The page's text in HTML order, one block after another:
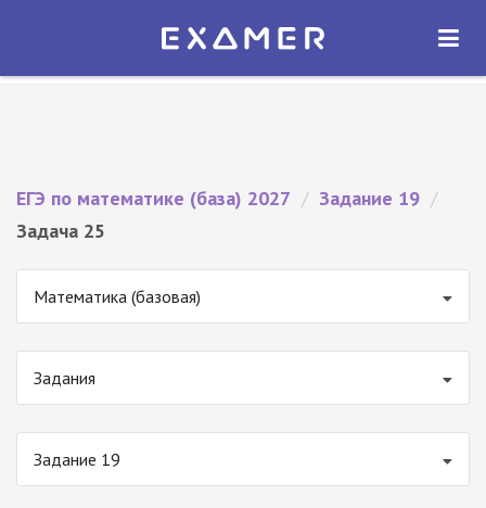
Экзамер — ЕГЭ 2027
ОТКРЫТЬ
ЕГЭ по математике (база) 2027 / Задание 19 /
Задача 25
Математика (базовая)
Задания
Задание 19